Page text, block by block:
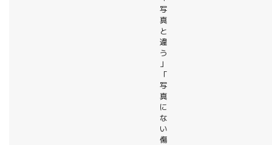
写
真
と
違
う
」
「
写
真
に
な
い
傷